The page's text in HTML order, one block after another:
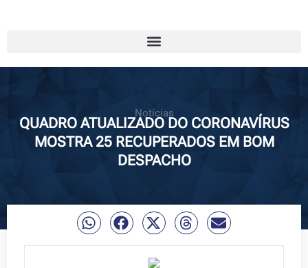
Notícias
QUADRO ATUALIZADO DO CORONAVÍRUS
MOSTRA 25 RECUPERADOS EM BOM
DESPACHO